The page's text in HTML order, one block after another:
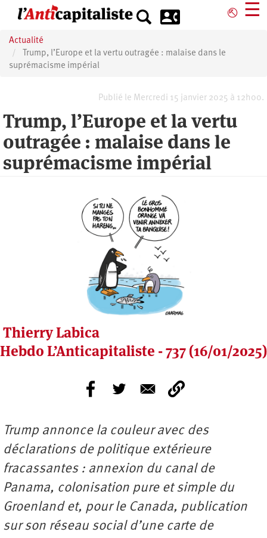
principal
⎋ ☰
Actualité
Trump, l’Europe et la vertu outragée : malaise dans le
suprémacisme impérial
Publié le Mercredi 15 janvier 2025 à 12h00.
Trump, l’Europe et la vertu
outragée : malaise dans le
suprémacisme impérial
Thierry Labica
Hebdo L’Anticapitaliste - 737 (16/01/2025)
Trump annonce la couleur avec des
déclarations de politique extérieure
fracassantes : annexion du canal de
Panama, colonisation pure et simple du
Groenland et, pour le Canada, publication
sur son réseau social d’une carte de